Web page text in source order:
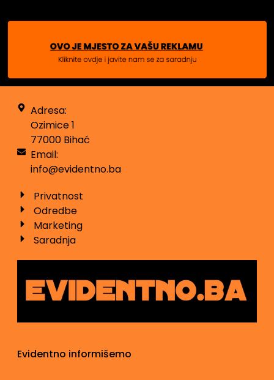
Adresa:
Ozimice 1
77000 Bihać
Email:
info@evidentno.ba
Privatnost
Odredbe
Marketing
Saradnja
Evidentno informišemo